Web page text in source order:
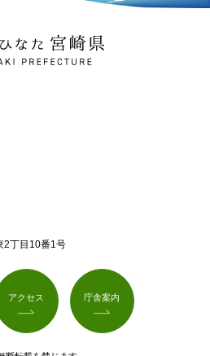
た 宮崎県
PREFECTURE
丁目10番1号
アクセス 庁舎案内